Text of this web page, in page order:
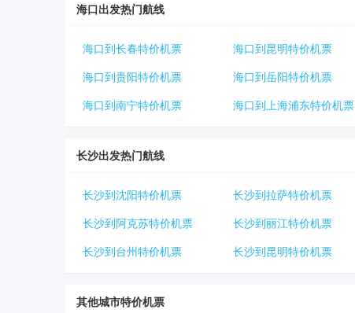
海口出发热门航线
海口到长春特价机票 海口到昆明特价机票
海口到贵阳特价机票
海口到岳阳特价机票
海口到南宁特价机票
海口到上海浦东特价机票
长沙出发热门航线
长沙到沈阳特价机票 长沙到拉萨特价机票
长沙到阿克苏特价机票
长沙到丽江特价机票
长沙到台州特价机票
长沙到昆明特价机票
其他城市特价机票